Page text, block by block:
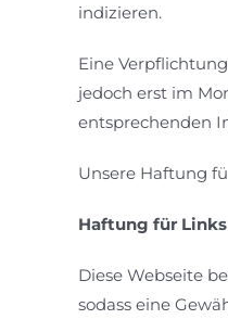
indizieren.
Eine
jedoch erst im
entsprechenden
Unsere Haftung
Haftung für Links
Diese Webseite
sodass eine